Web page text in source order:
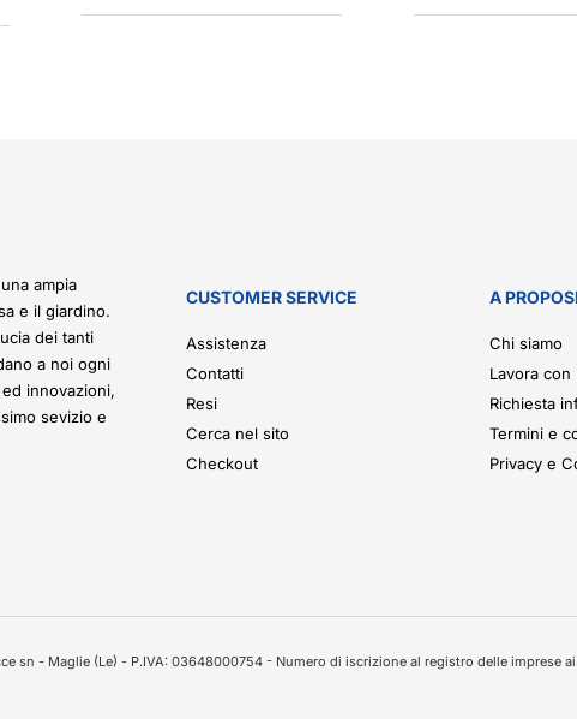
ampia
e il giardino.
dei tanti
a noi ogni
innovazioni,
sevizio e
CUSTOMER SERVICE
Assistenza
Contatti
Resi
Cerca nel sito
Checkout
A
Chi siamo
Lavora con
Richiesta
Termini e
Privacy e
sn - Maglie (Le) - P.IVA: 03648000754 - Numero di iscrizione al registro delle imprese